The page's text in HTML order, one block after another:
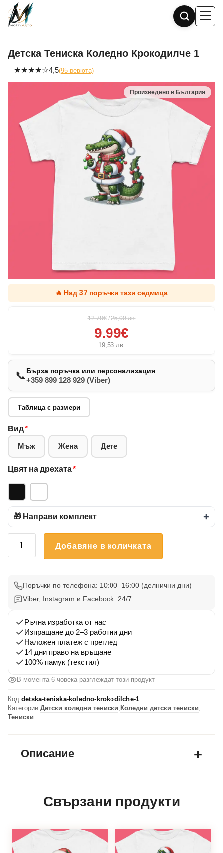
Skip
content
Детска Тениска Коледно Крокодилче 1
★★★★☆4,5(95 ревюта)
🔥 Над 37 поръчки тази седмица
12.78€ / 25,00лв.
9.99€
19,53 лв.
📞Бърза поръчка или персонализация
+359 899 128 929 (Viber)
Таблица с размери
Вид*
Мъж Жена Дете
Цвят на дрехата*
🎁 Направи комплект +
количество
Коледно
Крокодилче
Добавяне в количката
Поръчки по телефона: 10:00–16:00 (делнични дни)
Viber, Instagram и Facebook: 24/7
Ръчна изработка от нас
Изпращане до 2–3 работни дни
Наложен платеж с преглед
14 дни право на връщане
100% памук (текстил)
В момента 6 човека разглеждат този продукт
Код:detska-teniska-koledno-krokodilche-1
Категории:Детски коледни тениски, Коледни детски тениски,
Тениски
Описание
Свързани продукти